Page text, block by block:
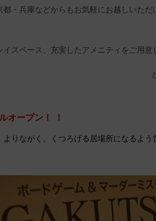
・兵庫などからもお気軽にお越しいただ
スペース、充実したアメニティをご用意
オープン！ ！
りながく、くつろげる居場所になるよう